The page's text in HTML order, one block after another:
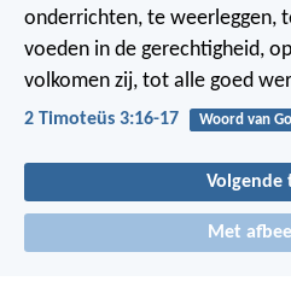
onderrichten, te weerleggen,
voeden in de gerechtigheid,
volkomen zij, tot alle goed
2 Timoteüs 3:16-17 Woord van
Volgende
Met